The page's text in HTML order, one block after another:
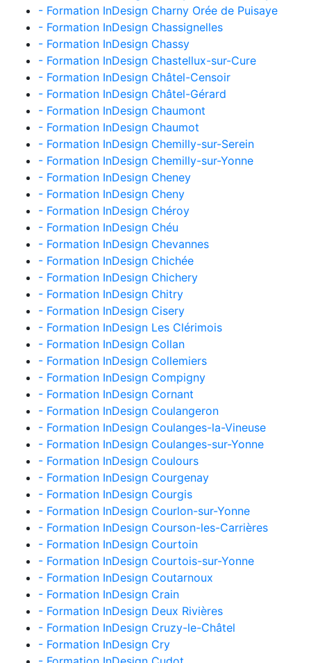
- Formation InDesign Charny Orée de Puisaye
- Formation InDesign Chassignelles
- Formation InDesign Chassy
- Formation InDesign Chastellux-sur-Cure
- Formation InDesign Châtel-Censoir
- Formation InDesign Châtel-Gérard
- Formation InDesign Chaumont
- Formation InDesign Chaumot
- Formation InDesign Chemilly-sur-Serein
- Formation InDesign Chemilly-sur-Yonne
- Formation InDesign Cheney
- Formation InDesign Cheny
- Formation InDesign Chéroy
- Formation InDesign Chéu
- Formation InDesign Chevannes
- Formation InDesign Chichée
- Formation InDesign Chichery
- Formation InDesign Chitry
- Formation InDesign Cisery
- Formation InDesign Les Clérimois
- Formation InDesign Collan
- Formation InDesign Collemiers
- Formation InDesign Compigny
- Formation InDesign Cornant
- Formation InDesign Coulangeron
- Formation InDesign Coulanges-la-Vineuse
- Formation InDesign Coulanges-sur-Yonne
- Formation InDesign Coulours
- Formation InDesign Courgenay
- Formation InDesign Courgis
- Formation InDesign Courlon-sur-Yonne
- Formation InDesign Courson-les-Carrières
- Formation InDesign Courtoin
- Formation InDesign Courtois-sur-Yonne
- Formation InDesign Coutarnoux
- Formation InDesign Crain
- Formation InDesign Deux Rivières
- Formation InDesign Cruzy-le-Châtel
- Formation InDesign Cry